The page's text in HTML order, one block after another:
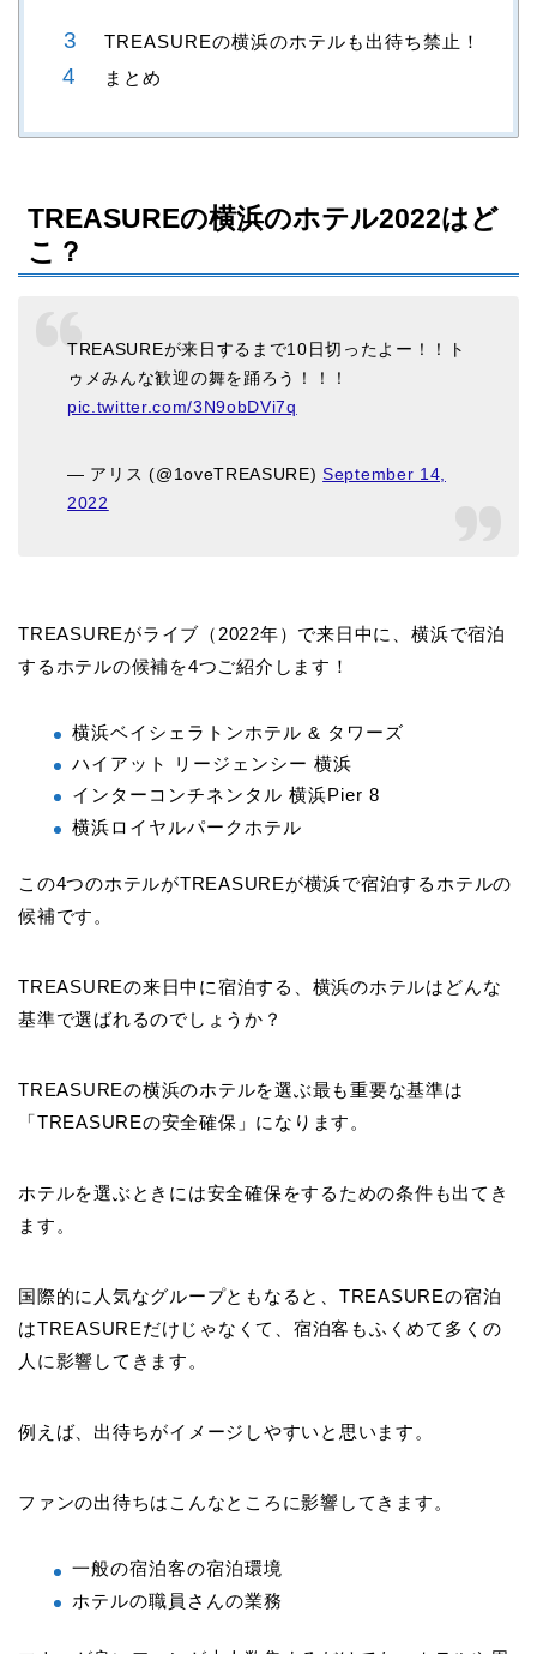
TREASUREの横浜のホテルも出待ち禁止！
まとめ
TREASUREの横浜のホテル2022はど
こ？
TREASUREが来日するまで10日切ったよー！！ト
ゥメみんな歓迎の舞を踊ろう！！！
pic.twitter.com/3N9obDVi7q
— アリス (@1oveTREASURE)September 14,
2022
TREASUREがライブ（2022年）で来日中に、横浜で宿泊
するホテルの候補を4つご紹介します！
横浜ベイシェラトンホテル & タワーズ
ハイアット リージェンシー 横浜
インターコンチネンタル 横浜Pier 8
横浜ロイヤルパークホテル
この4つのホテルがTREASUREが横浜で宿泊するホテルの
候補です。
TREASUREの来日中に宿泊する、横浜のホテルはどんな
基準で選ばれるのでしょうか？
TREASUREの横浜のホテルを選ぶ最も重要な基準は
「TREASUREの安全確保」になります。
ホテルを選ぶときには安全確保をするための条件も出てき
ます。
国際的に人気なグループともなると、TREASUREの宿泊
はTREASUREだけじゃなくて、宿泊客もふくめて多くの
人に影響してきます。
例えば、出待ちがイメージしやすいと思います。
ファンの出待ちはこんなところに影響してきます。
一般の宿泊客の宿泊環境
ホテルの職員さんの業務